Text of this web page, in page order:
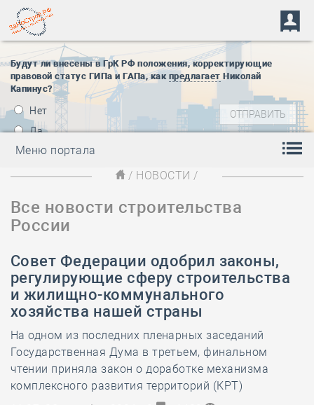
Будут ли внесены в ГрК РФ положения, корректирующие
правовой статус ГИПа и ГАПа, как предлагает Николай
Капинус?
Нет
Да
Меню портала
/ НОВОСТИ /
Все новости строительства
России
Совет Федерации одобрил законы,
регулирующие сферу строительства
и жилищно-коммунального
хозяйства нашей страны
На одном из последних пленарных заседаний
Государственная Дума в третьем, финальном
чтении приняла закон о доработке механизма
комплексного развития территорий (КРТ)